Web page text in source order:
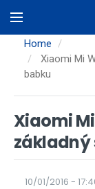
main
content
Home
Xiaomi Mi
babku
Xiaomi
základný
10/01/2016 -